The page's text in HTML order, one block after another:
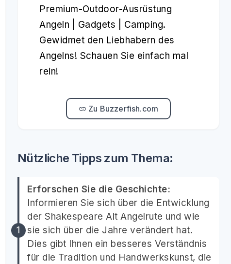
Premium-Outdoor-Ausrüstung
Angeln | Gadgets | Camping.
Gewidmet den Liebhabern des
Angelns! Schauen Sie einfach mal
rein!
Zu Buzzerfish.com
Nützliche Tipps zum Thema:
Erforschen Sie die Geschichte:
Informieren Sie sich über die Entwicklung
der Shakespeare Alt Angelrute und wie
sie sich über die Jahre verändert hat.
Dies gibt Ihnen ein besseres Verständnis
für die Tradition und Handwerkskunst, die